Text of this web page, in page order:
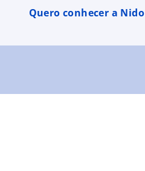
Quero conhecer a Nido